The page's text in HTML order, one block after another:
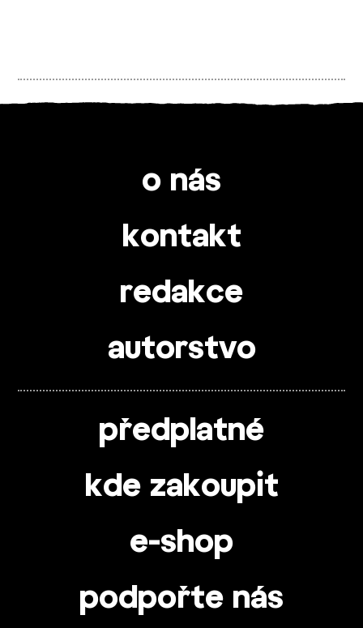
o nás
kontakt
redakce
autorstvo
předplatné
kde zakoupit
e-shop
podpořte nás